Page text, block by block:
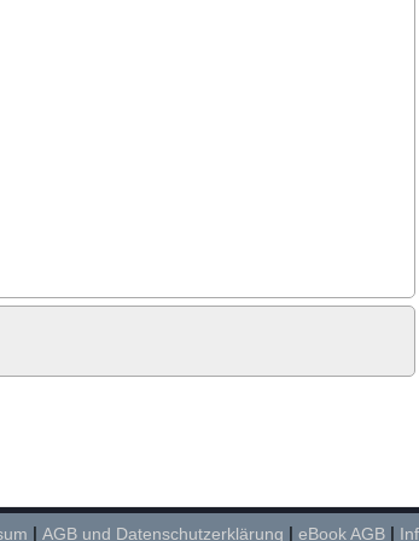
AGB und Datenschutzerklärung eBook AGB|